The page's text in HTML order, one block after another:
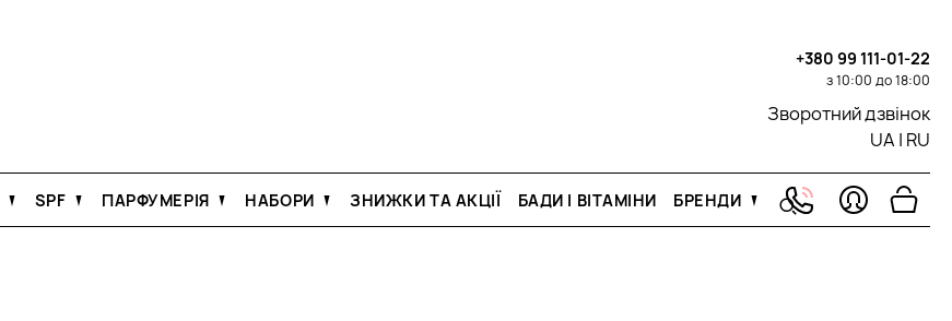
+380 99 111-01-22
з 10:00 до 18:00
Зворотний дзвінок
UA | RU
SPF ПАРФУМЕРІЯ НАБОРИ ЗНИЖКИ ТА АКЦІЇ БАДИ І ВІТАМІНИ БРЕНДИ